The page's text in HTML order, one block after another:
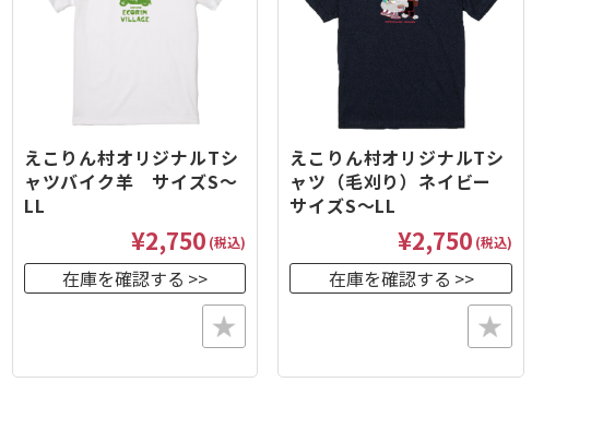
えこりん村オリジナルTシ
ャツバイク羊 サイズS～
LL
¥2,750 (税込)
在庫を確認する
えこりん村オリジナルTシ
ャツ（毛刈り）ネイビー
サイズS～LL
¥2,750 (税込)
在庫を確認する